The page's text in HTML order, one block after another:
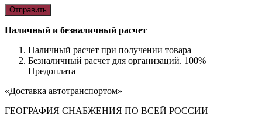
Наличный и безналичный расчет
Наличный расчет при получении товара
Безналичный расчет для организаций. 100%
Предоплата
«Доставка автотранспортом»
ГЕОГРАФИЯ СНАБЖЕНИЯ ПО ВСЕЙ РОССИИ